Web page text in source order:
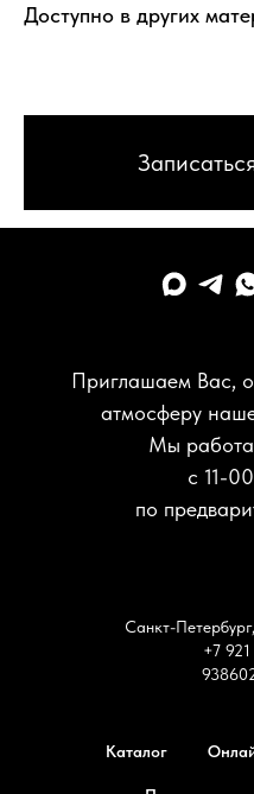
Доступно в других
Приглашаем Вас,
атмосферу
Мы
с 11-
по
Санкт-
+7
Каталог